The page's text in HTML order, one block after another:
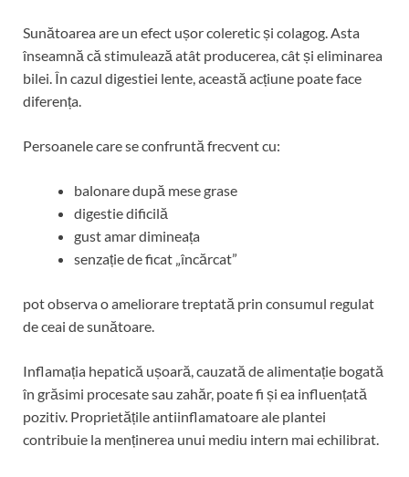
Sunătoarea are un efect ușor coleretic și colagog. Asta
înseamnă că stimulează atât producerea, cât și eliminarea
bilei. În cazul digestiei lente, această acțiune poate face
diferența.
Persoanele care se confruntă frecvent cu:
balonare după mese grase
digestie dificilă
gust amar dimineața
senzație de ficat „încărcat”
pot observa o ameliorare treptată prin consumul regulat
de ceai de sunătoare.
Inflamația hepatică ușoară, cauzată de alimentație bogată
în grăsimi procesate sau zahăr, poate fi și ea influențată
pozitiv. Proprietățile antiinflamatoare ale plantei
contribuie la menținerea unui mediu intern mai echilibrat.